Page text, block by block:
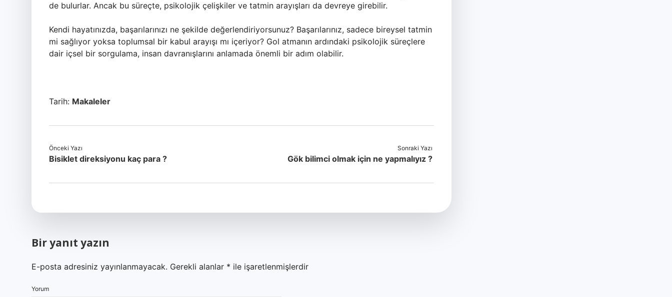
de bulurlar. Ancak bu süreçte, psikolojik çelişkiler ve tatmin arayışları da devreye girebilir.
Kendi hayatınızda, başarılarınızı ne şekilde değerlendiriyorsunuz? Başarılarınız, sadece bireysel tatmin
mi sağlıyor yoksa toplumsal bir kabul arayışı mı içeriyor? Gol atmanın ardındaki psikolojik süreçlere
dair içsel bir sorgulama, insan davranışlarını anlamada önemli bir adım olabilir.
Tarih: Makaleler
Önceki Yazı
Bisiklet direksiyonu kaç para ?
Sonraki Yazı
Gök bilimci olmak için ne yapmalıyız ?
Bir yanıt yazın
E-posta adresiniz yayınlanmayacak. Gerekli alanlar * ile işaretlenmişlerdir
Yorum